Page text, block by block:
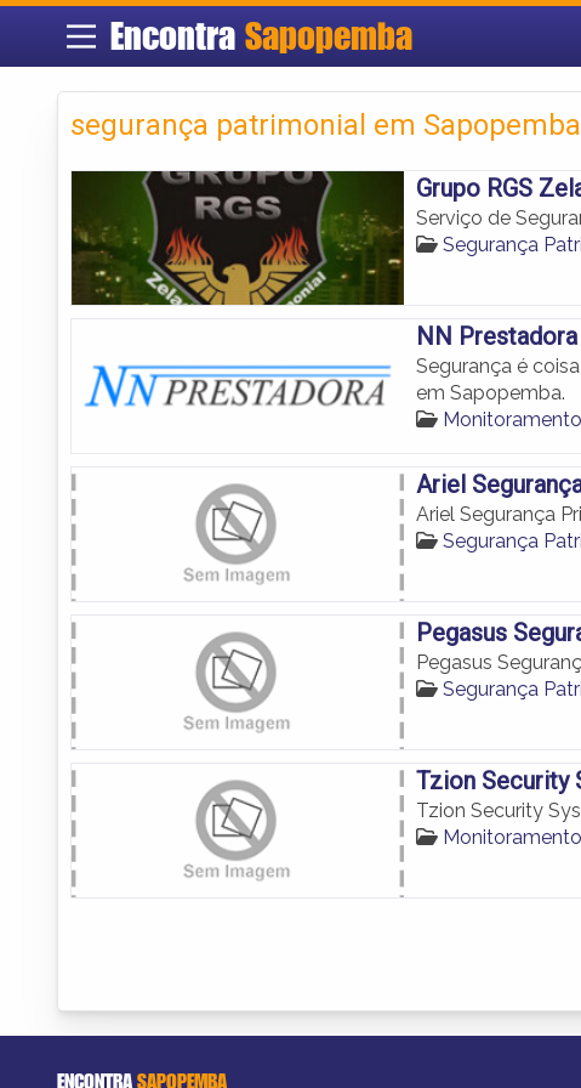
Encontra Sapopemba
segurança patrimonial em Sapopemba
Grupo RGS
Serviço de
Segurança
NN
Segurança é
em Sapopemba.
Ariel
Ariel Segurança
Segurança
Pegasus
Pegasus
Segurança
Tzion Security
Tzion Security
ENCONTRASAPOPEMBA